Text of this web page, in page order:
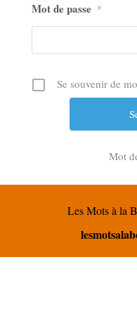
Mot de passe *
Se souvenir de
Mot
Les Mots à la